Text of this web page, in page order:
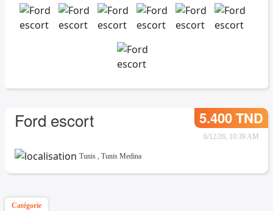
Ford escort 5.400 TND
6/12/26, 10:39 AM
Tunis , Tunis Medina
Catégorie